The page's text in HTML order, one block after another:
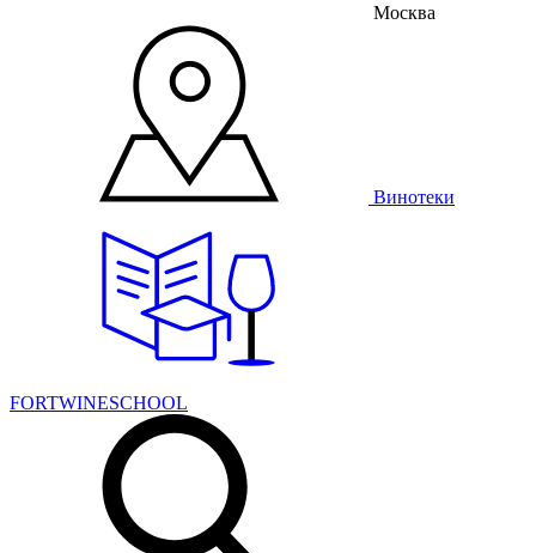
Москва
Винотеки
FORTWINESCHOOL